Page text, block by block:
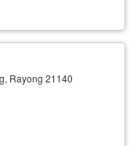
Rayong 21140